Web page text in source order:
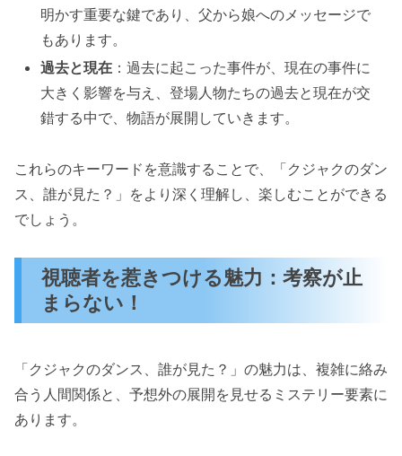
明かす重要な鍵であり、父から娘へのメッセージで
もあります。
過去と現在 ：過去に起こった事件が、現在の事件に
大きく影響を与え、登場人物たちの過去と現在が交
錯する中で、物語が展開していきます。
これらのキーワードを意識することで、「クジャクのダン
ス、誰が見た？」をより深く理解し、楽しむことができる
でしょう。
視聴者を惹きつける魅力：考察が止
まらない！
「クジャクのダンス、誰が見た？」の魅力は、複雑に絡み
合う人間関係と、予想外の展開を見せるミステリー要素に
あります。